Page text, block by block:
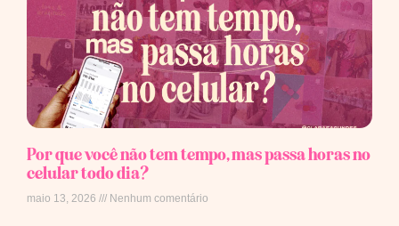
Por que você não tem tempo, mas passa horas no
celular todo dia?
maio 13, 2026 Nenhum comentário